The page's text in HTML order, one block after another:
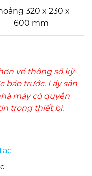
320 x 230 x
600 mm
về thông số kỹ
báo trước. Lấy sản
máy có quyền
trong thiết bị.